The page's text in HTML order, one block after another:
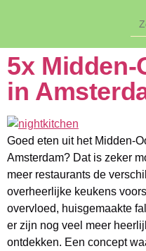
5x Midden-
in
Goed eten uit het Midden-
Amsterdam? Dat is zeker
meer restaurants de
overheerlijke keukens
overvloed, huisgemaakte
er zijn nog veel meer
ontdekken. Een concept